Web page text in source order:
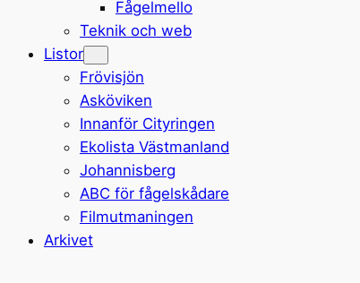
Fågelmello
Teknik och web
Listor
Frövisjön
Asköviken
Innanför Cityringen
Ekolista Västmanland
Johannisberg
ABC för fågelskådare
Filmutmaningen
Arkivet